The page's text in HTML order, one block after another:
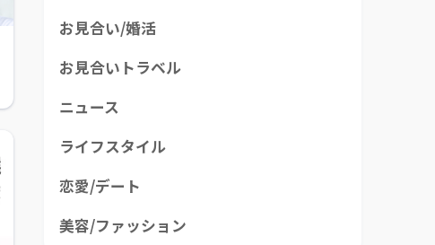
お見合い/婚活
お見合いトラベル
ニュース
ライフスタイル
恋愛/デート
美容/ファッション